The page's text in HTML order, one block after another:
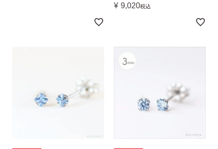
金野です
なでしこスタイルの
「ピアス初めてBOOK」同梱
¥ 9,020税込